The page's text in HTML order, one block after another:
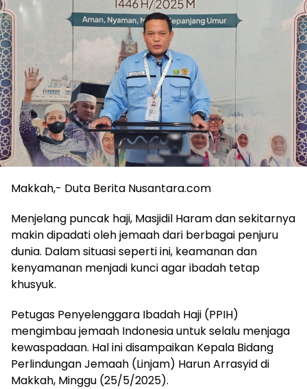
Makkah,- Duta Berita Nusantara.com
Menjelang puncak haji, Masjidil Haram dan sekitarnya
makin dipadati oleh jemaah dari berbagai penjuru
dunia. Dalam situasi seperti ini, keamanan dan
kenyamanan menjadi kunci agar ibadah tetap
khusyuk.
Petugas Penyelenggara Ibadah Haji (PPIH)
mengimbau jemaah Indonesia untuk selalu menjaga
kewaspadaan. Hal ini disampaikan Kepala Bidang
Perlindungan Jemaah (Linjam) Harun Arrasyid di
Makkah, Minggu (25/5/2025).